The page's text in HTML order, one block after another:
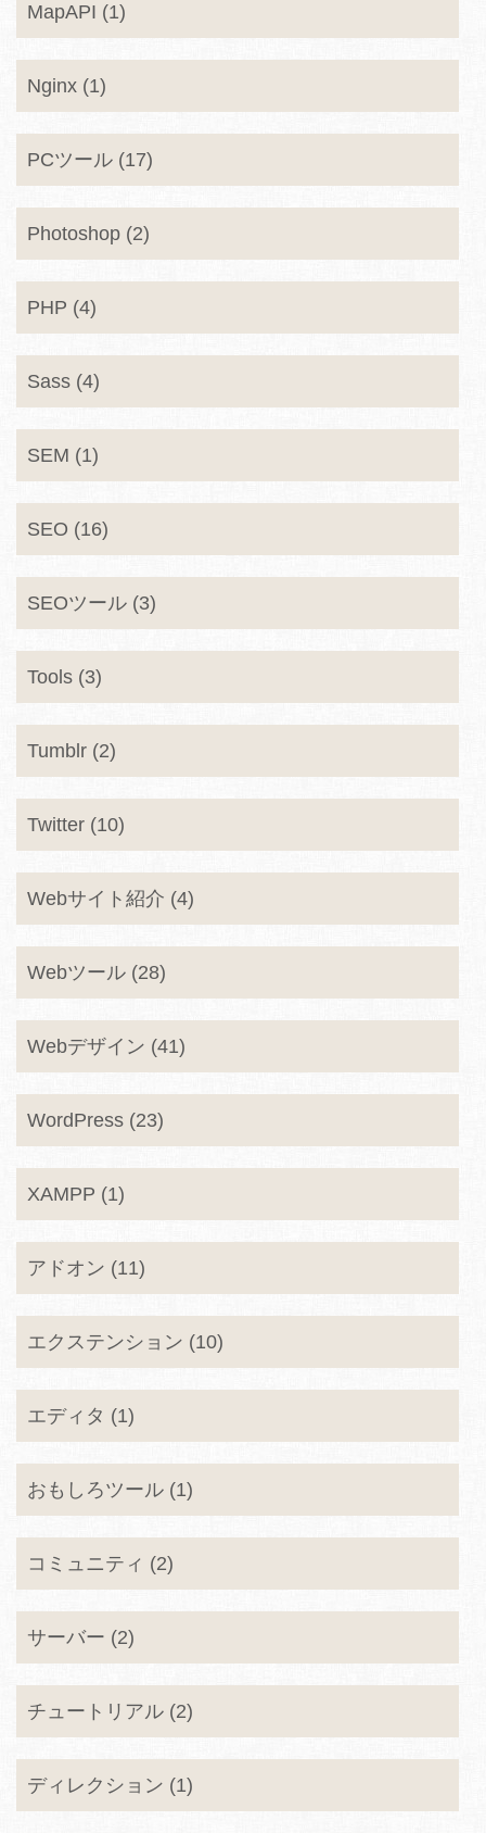
MapAPI (1)
Nginx (1)
PCツール (17)
Photoshop (2)
PHP (4)
Sass (4)
SEM (1)
SEO (16)
SEOツール (3)
Tools (3)
Tumblr (2)
Twitter (10)
Webサイト紹介 (4)
Webツール (28)
Webデザイン (41)
WordPress (23)
XAMPP (1)
アドオン (11)
エクステンション (10)
エディタ (1)
おもしろツール (1)
コミュニティ (2)
サーバー (2)
チュートリアル (2)
ディレクション (1)